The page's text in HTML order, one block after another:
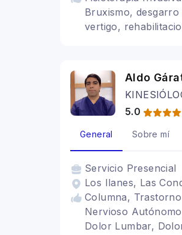
Bruxismo,
vertigo,
Aldo
5.0
General Sobre mí
Servicio Presencial
Los Ilanes, Las
Columna,
Nervioso
Dolor Lumbar,